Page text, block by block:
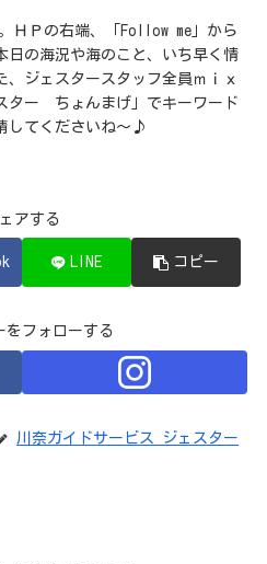
ＨＰの右端、「Follow me」から
の海況や海のこと、いち早く情
ジェスタースタッフ全員ｍｉｘ
ター ちょんまげ」でキーワード
してくださいね～♪
アする
LINE コピー
をフォローする
川奈ガイドサービス ジェスター